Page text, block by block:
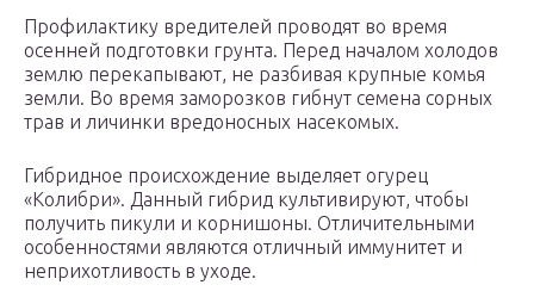
Профилактику вредителей проводят во время
осенней подготовки грунта. Перед началом холодов
землю перекапывают, не разбивая крупные комья
земли. Во время заморозков гибнут семена сорных
трав и личинки вредоносных насекомых.
Гибридное происхождение выделяет огурец
«Колибри». Данный гибрид культивируют, чтобы
получить пикули и корнишоны. Отличительными
особенностями являются отличный иммунитет и
неприхотливость в уходе.